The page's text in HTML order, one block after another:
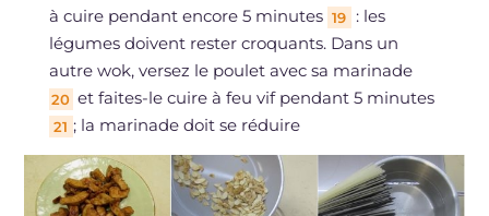
à cuire pendant encore 5 minutes 19
: les
légumes doivent rester croquants. Dans un
autre wok, versez le poulet avec sa marinade
20 et faites-le cuire à feu vif pendant 5 minutes
21 ; la marinade doit se réduire